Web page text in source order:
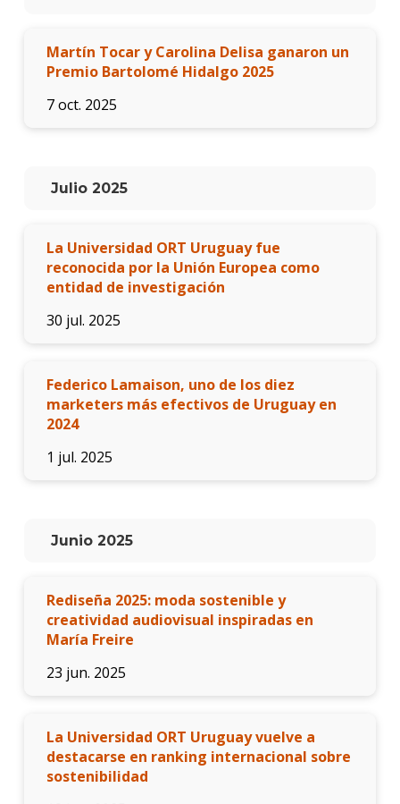
Martín Tocar y Carolina Delisa ganaron un
Premio Bartolomé Hidalgo 2025
7 oct. 2025
Julio 2025
La Universidad ORT Uruguay fue
reconocida por la Unión Europea como
entidad de investigación
30 jul. 2025
Federico Lamaison, uno de los diez
marketers más efectivos de Uruguay en
2024
1 jul. 2025
Junio 2025
Rediseña 2025: moda sostenible y
creatividad audiovisual inspiradas en
María Freire
23 jun. 2025
La Universidad ORT Uruguay vuelve a
destacarse en ranking internacional sobre
sostenibilidad